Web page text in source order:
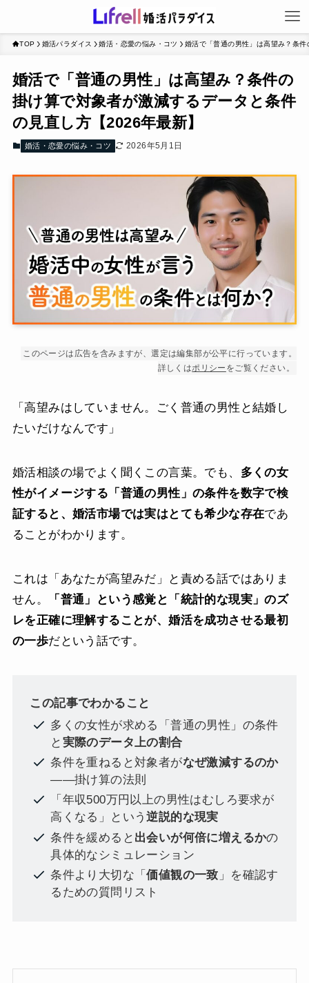
TOP 婚活パラダイス 婚活・恋愛の悩み・コツ 婚活で「普通の男性」は高望み？条
婚活で「普通の男性」は高望み？条件の
掛け算で対象者が激減するデータと条件
の見直し方【2026年最新】
婚活・恋愛の悩み・コツ 2026年5月1日
このページは広告を含みますが、選定は編集部が公平に行っています。
詳しくはポリシー をご覧ください。
「高望みはしていません。ごく普通の男性と結婚し
たいだけなんです」
婚活相談の場でよく聞くこの言葉。でも、 多くの女
性がイメージする「普通の男性」の条件を数字で検
証すると、婚活市場では実はとても希少な存在であ
ることがわかります。
これは「あなたが高望みだ」と責める話ではありま
せん。
「普通」という感覚と「統計的な現実」のズ
レを正確に理解することが、婚活を成功させる最初
の一歩だという話です。
この記事でわかること
多くの女性が求める「普通の男性」の条件
と 実際のデータ上の割合
条件を重ねると対象者がなぜ激減するのか
——掛け算の法則
「年収500万円以上の男性はむしろ要求が
高くなる」という逆説的な現実
条件を緩めると 出会いが何倍に増えるかの
具体的なシミュレーション
条件より大切な「価値観の一致 」を確認す
るための質問リスト